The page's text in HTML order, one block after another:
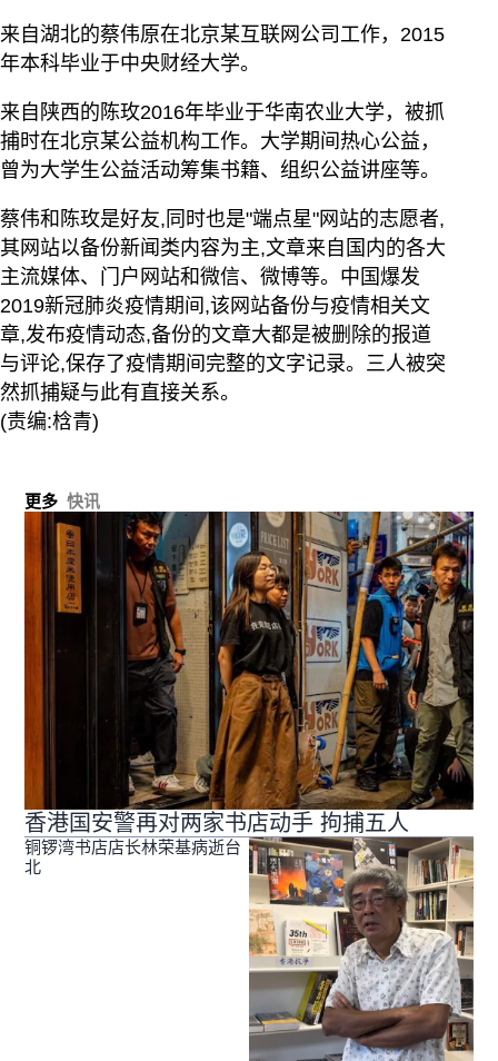
来自湖北的蔡伟原在北京某互联网公司工作，2015
年本科毕业于中央财经大学。
来自陕西的陈玫2016年毕业于华南农业大学，被抓
捕时在北京某公益机构工作。大学期间热心公益，
曾为大学生公益活动筹集书籍、组织公益讲座等。
蔡伟和陈玫是好友,同时也是"端点星"网站的志愿者,
其网站以备份新闻类内容为主,文章来自国内的各大
主流媒体、门户网站和微信、微博等。中国爆发
2019新冠肺炎疫情期间,该网站备份与疫情相关文
章,发布疫情动态,备份的文章大都是被删除的报道
与评论,保存了疫情期间完整的文字记录。三人被突
然抓捕疑与此有直接关系。
(责编:梒青)
更多 快讯
香港国安警再对两家书店动手 拘捕五人
铜锣湾书店店长林荣基病逝台
北